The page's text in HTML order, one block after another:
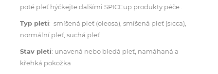
poté pleť hýčkejte dalšími SPICEup produkty péče .
Typ pleti: smíšená pleť (oleosa), smíšená pleť (sicca),
normální pleť, suchá pleť
Stav pleti: unavená nebo bledá pleť, namáhaná a
křehká pokožka